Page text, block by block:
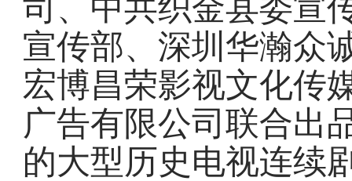
司、中共织金县委宣
宣传部、深圳华瀚众
宏博昌荣影视文化传
广告有限公司联合出
的大型历史电视连续